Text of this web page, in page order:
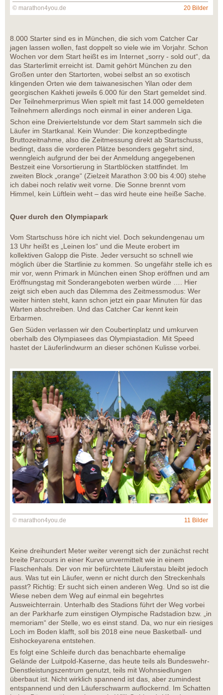
© marathon4you.de 20 Bilder
8.000 Starter sind es in München, die sich vom Catcher Car
jagen lassen wollen, fast doppelt so viele wie im Vorjahr. Schon
Wochen vor dem Start heißt es im Internet „sorry - sold out“, da
das Starterlimit erreicht ist. Damit gehört München zu den
Großen unter den Startorten, wobei selbst an so exotisch
klingenden Orten wie dem taiwanesischen Yilan oder dem
georgischen Kakheti jeweils 6.000 für den Start gemeldet sind.
Der Teilnehmerprimus Wien spielt mit fast 14.000 gemeldeten
Teilnehmern allerdings noch einmal in einer anderen Liga.
Schon eine Dreiviertelstunde vor dem Start sammeln sich die
Läufer im Startkanal. Kein Wunder: Die konzeptbedingte
Bruttozeitnahme, also die Zeitmessung direkt ab Startschuss,
bedingt, dass die vorderen Plätze besonders gegehrt sind,
wenngleich aufgrund der bei der Anmeldung angegebenen
Bestzeit eine Vorsortierung in Startblöcken stattfindet. Im
zweiten Block „orange“ (Zielzeit Marathon 3:00 bis 4:00) stehe
ich dabei noch relativ weit vorne. Die Sonne brennt vom
Himmel, kein Lüftlein weht – das wird heute eine heiße Sache.
Quer durch den Olympiapark
Vom Startschuss höre ich nicht viel. Doch sekundengenau um
13 Uhr heißt es „Leinen los“ und die Meute erobert im
kollektiven Galopp die Piste. Jeder versucht so schnell wie
möglich über die Startlinie zu kommen. So ungefähr stelle ich es
mir vor, wenn Primark in München einen Shop eröffnen und am
Eröffnungstag mit Sonderangeboten werben würde …. Hier
zeigt sich eben auch das Dilemma des Zeitmessmodus: Wer
weiter hinten steht, kann schon jetzt ein paar Minuten für das
Warten abschreiben. Und das Catcher Car kennt kein
Erbarmen.
Gen Süden verlassen wir den Coubertinplatz und umkurven
oberhalb des Olympiasees das Olympiastadion. Mit Speed
hastet der Läuferlindwurm an dieser schönen Kulisse vorbei.
© marathon4you.de 11 Bilder
Keine dreihundert Meter weiter verengt sich der zunächst recht
breite Parcours in einer Kurve unvermittelt wie in einem
Flaschenhals. Der von mir befürchtete Läuferstau bleibt jedoch
aus. Was tut ein Läufer, wenn er nicht durch den Streckenhals
passt? Richtig: Er sucht sich einen anderen Weg. Und so ist die
Wiese neben dem Weg auf einmal ein begehrtes
Ausweichterrain. Unterhalb des Stadions führt der Weg vorbei
an der Parkharfe zum einstigen Olympische Radstadion bzw. „in
memoriam“ der Stelle, wo es einst stand. Da, wo nur ein riesiges
Loch im Boden klafft, soll bis 2018 eine neue Basketball- und
Eishockeyarena entstehen.
Es folgt eine Schleife durch das benachbarte ehemalige
Gelände der Luitpold-Kaserne, das heute teils als Bundeswehr-
Dienstleistungszentrum genutzt, teils mit Wohnsiedlungen
überbaut ist. Nicht wirklich spannend ist das, aber zumindest
entspannend und den Läuferschwarm auflockernd. Im Schatten